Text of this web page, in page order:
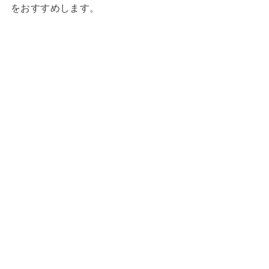
をおすすめします。